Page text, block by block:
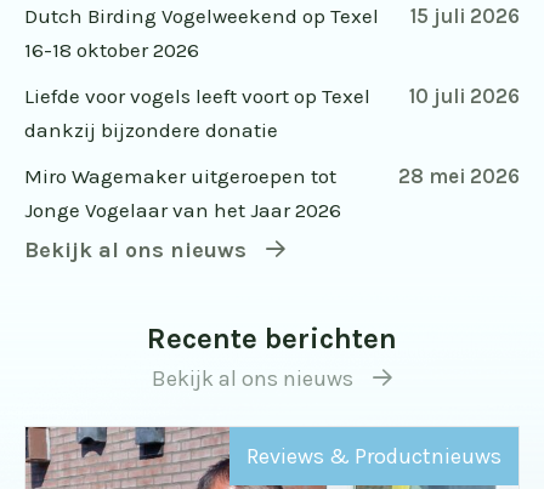
Dutch Birding Vogelweekend op Texel
16-18 oktober 2026
15 juli 2026
Liefde voor vogels leeft voort op Texel
dankzij bijzondere donatie
10 juli 2026
Miro Wagemaker uitgeroepen tot
Jonge Vogelaar van het Jaar 2026
28 mei 2026
Bekijk al ons nieuws
Recente berichten
Bekijk al ons nieuws
Reviews & Productnieuws